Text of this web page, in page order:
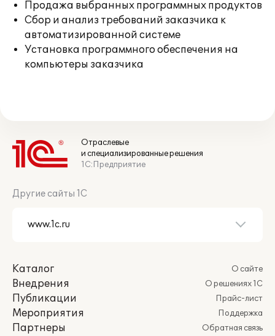
Продажа выбранных программных продуктов
Сбор и анализ требований заказчика к
автоматизированной системе
Установка программного обеспечения на
компьютеры заказчика
Отраслевые
и специализированные решения
1С:Предприятие
Другие сайты 1С
Каталог
Внедрения
Публикации
Мероприятия
Партнеры
О сайте
О решениях 1С
Прайс-лист
Поддержка
Обратная связь